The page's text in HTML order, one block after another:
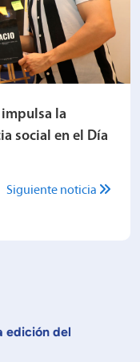
impulsa la
social en el Día
Siguiente noticia
edición del